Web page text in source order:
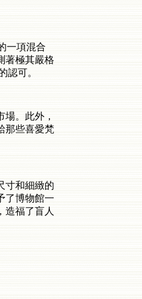
一項混合
著極其嚴格
認可。
。此外，
那些喜愛梵
寸和細緻的
了博物館一
造福了盲人